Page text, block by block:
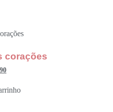
corações